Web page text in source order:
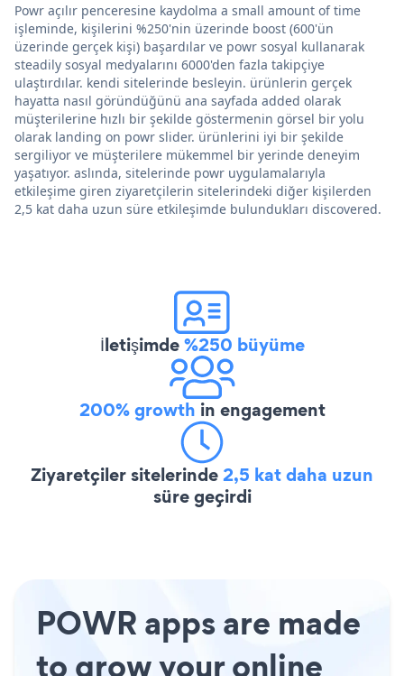
Powr açılır penceresine kaydolma a small amount of time
işleminde, kişilerini %250'nin üzerinde boost (600'ün
üzerinde gerçek kişi) başardılar ve powr sosyal kullanarak
steadily sosyal medyalarını 6000'den fazla takipçiye
ulaştırdılar. kendi sitelerinde besleyin. ürünlerin gerçek
hayatta nasıl göründüğünü ana sayfada added olarak
müşterilerine hızlı bir şekilde göstermenin görsel bir yolu
olarak landing on powr slider. ürünlerini iyi bir şekilde
sergiliyor ve müşterilere mükemmel bir yerinde deneyim
yaşatıyor. aslında, sitelerinde powr uygulamalarıyla
etkileşime giren ziyaretçilerin sitelerindeki diğer kişilerden
2,5 kat daha uzun süre etkileşimde bulundukları discovered.
İletişimde%250 büyüme
200% growth in engagement
Ziyaretçiler sitelerinde2,5 kat daha uzun
süre geçirdi
POWR apps are made
to grow your online